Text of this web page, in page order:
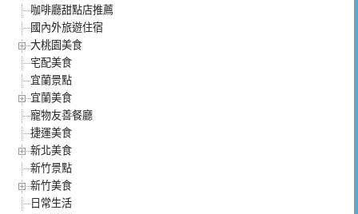
咖啡廳甜點店推薦
國內外旅遊住宿
大桃園美食
宅配美食
宜蘭景點
宜蘭美食
寵物友善餐廳
捷運美食
新北美食
新竹景點
新竹美食
日常生活